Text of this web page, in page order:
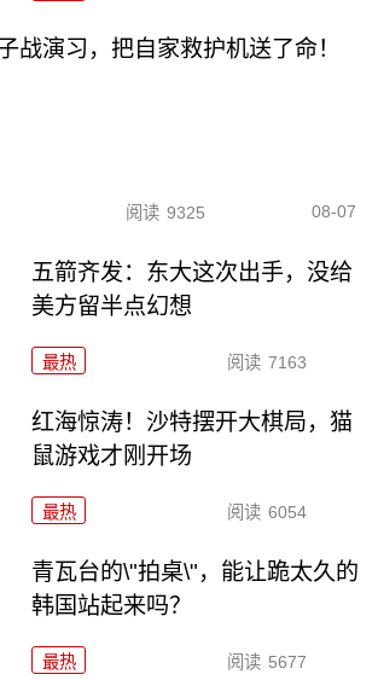
战演习，把自家救护机送了命！
阅读 9325 08-07
五箭齐发：东大这次出手，没给
美方留半点幻想
最热 阅读 7163
红海惊涛！沙特摆开大棋局，猫
鼠游戏才刚开场
最热 阅读 6054
青瓦台的\"拍桌\"，能让跪太久的
韩国站起来吗？
最热 阅读 5677